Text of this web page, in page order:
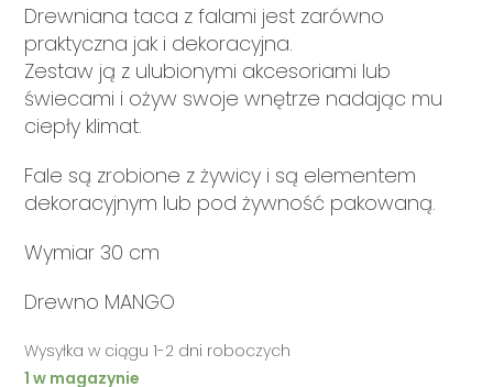
Drewniana taca z falami jest zarówno
praktyczna jak i dekoracyjna.
Zestaw ją z ulubionymi akcesoriami lub
świecami i ożyw swoje wnętrze nadając mu
ciepły klimat.
Fale są zrobione z żywicy i są elementem
dekoracyjnym lub pod żywność pakowaną.
Wymiar 30 cm
Drewno MANGO
Wysyłka w ciągu 1-2 dni roboczych
1 w magazynie